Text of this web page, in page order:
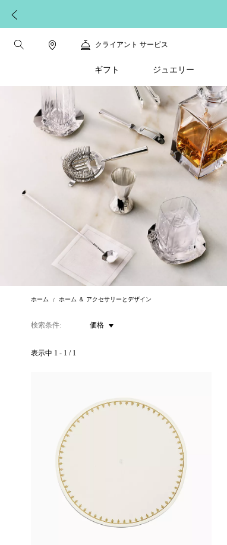
クライアント サービス
ギフト ジュエリー
ホーム ホーム ＆ アクセサリーとデザイン
検索条件 価格
表示中 1 - 1 / 1